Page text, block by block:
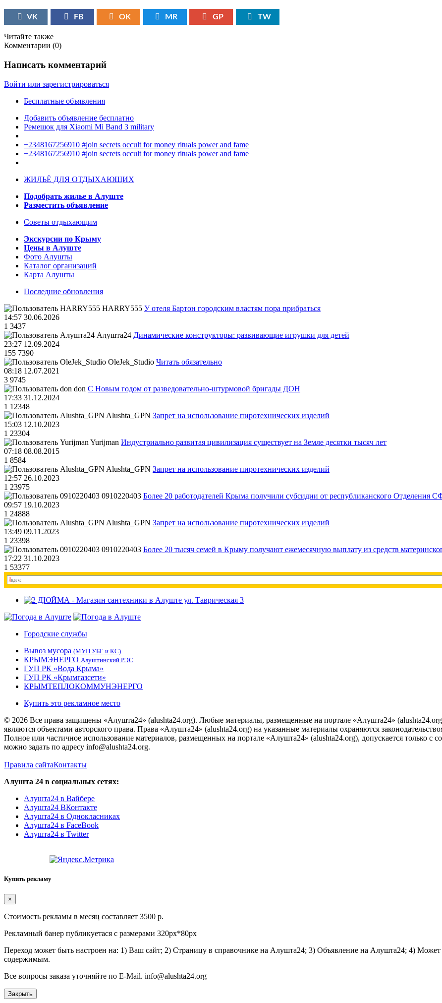
VK FB OK MR GP TW
Читайте также
Комментарии (0)
Написать комментарий
Войти или зарегистрироваться
Бесплатные объявления
Добавить объявление бесплатно
Ремешок для Xiaomi Mi Band 3 military
+2348167256910 #join secrets occult for money rituals power and fame
+2348167256910 #join secrets occult for money rituals power and fame
ЖИЛЬЁ ДЛЯ ОТДЫХАЮЩИХ
Подобрать жилье в Алуште
Разместить объявление
Советы отдыхающим
Экскурсии по Крыму
Цены в Алуште
Фото Алушты
Каталог организаций
Карта Алушты
Последние обновления
HARRY555 У отеля Бартон городским властям пора прибраться
14:57 30.06.2026
1 3437
Алушта24 Динамические конструкторы: развивающие игрушки для детей
23:27 12.09.2024
155 7390
OleJek_Studio Читать обязательно
08:18 12.07.2021
3 9745
don С Новым годом от разведовательно-штурмовой бригады ДОН
17:33 31.12.2024
1 12348
Alushta_GPN Запрет на использование пиротехнических изделий
15:03 12.10.2023
1 23304
Yurijman Индустриально развитая цивилизация существует на Земле десятки тысяч лет
07:18 08.08.2015
1 8584
Alushta_GPN Запрет на использование пиротехнических изделий
12:57 26.10.2023
1 23975
0910220403 Более 20 работодателей Крыма получили субсидии от республиканского Отделения
09:57 19.10.2023
1 24888
Alushta_GPN Запрет на использование пиротехнических изделий
13:49 09.11.2023
1 23398
0910220403 Более 20 тысяч семей в Крыму получают ежемесячную выплату из средств
17:22 31.10.2023
1 53377
Городские службы
Вывоз мусора (МУП УБГ и КС)
КРЫМЭНЕРГО Алуштинский РЭС
ГУП РК «Вода Крыма»
ГУП РК «Крымгазсети»
КРЫМТЕПЛОКОММУНЭНЕРГО
Купить это рекламное место
© 2026 Все права защищены «Алушта24» (alushta24.org). Любые материалы, размещенные на портале «Алушта24»
являются объектами авторского права. Права «Алушта24» (alushta24.org) на указанные материалы охраняются
Полное или частичное использование материалов, размещенных на портале «Алушта24» (alushta24.org), допускается только с
можно задать по адресу info@alushta24.org.
Правила сайтаКонтакты
Алушта 24 в социальных сетях:
Алушта24 в Вайбере
Алушта24 ВКонтакте
Алушта24 в Однокласниках
Алушта24 в FaceBook
Алушта24 в Twitter
Купить рекламу
×
Стоимость рекламы в месяц составляет 3500 р.
Рекламный банер публикуетася с размерами 320px*80px
Переход может быть настроен на: 1) Ваш сайт; 2) Страницу в справочнике на Алушта24; 3) Объявление на Алушта24; 4) Может
содержимым.
Все вопросы заказа уточняйте по E-Mail. info@alushta24.org
Закрыть